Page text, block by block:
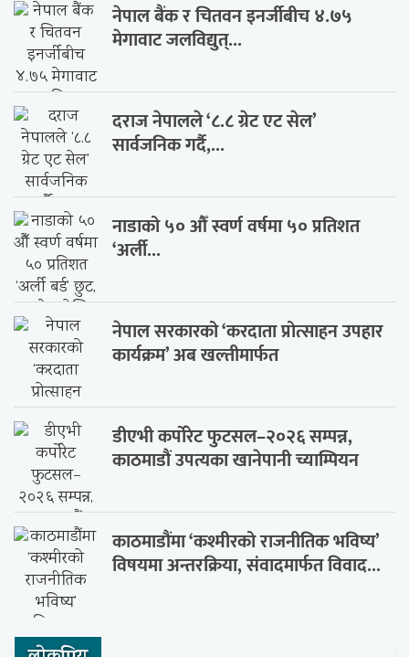
नेपाल बैंक र चितवन इनर्जीबीच ४.७५
मेगावाट जलविद्युत्...
दराज नेपालले ‘८.८ ग्रेट एट सेल’
सार्वजनिक गर्दै,...
नाडाको ५० औँ स्वर्ण वर्षमा ५० प्रतिशत
‘अर्ली...
नेपाल सरकारको ‘करदाता प्रोत्साहन उपहार
कार्यक्रम’ अब खल्तीमार्फत
डीएभी कर्पोरेट फुटसल–२०२६ सम्पन्न,
काठमाडौं उपत्यका खानेपानी च्याम्पियन
काठमाडौंमा ‘कश्मीरको राजनीतिक भविष्य’
विषयमा अन्तरक्रिया, संवादमार्फत विवाद...